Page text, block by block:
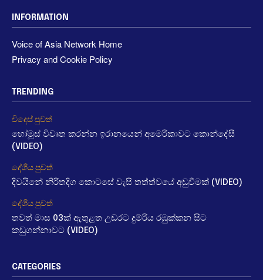
INFORMATION
Voice of Asia Network Home
Privacy and Cookie Policy
TRENDING
විදෙස් පුවත්
හෝමූස් විවෘත කරන්න ඉරානයෙන් අමෙරිකාවට කොන්දේසී
(VIDEO)
දේශීය පුවත්
දිවයිනේ නිරිතදිග කොටසේ වැසි තත්ත්වයේ අඩුවීමක් (VIDEO)
දේශීය පුවත්
තවත් මාස 03ක් ඇතුළත උඩරට දුම්රිය රඹුක්කන සිට
කඩුගන්නාවට (VIDEO)
CATEGORIES